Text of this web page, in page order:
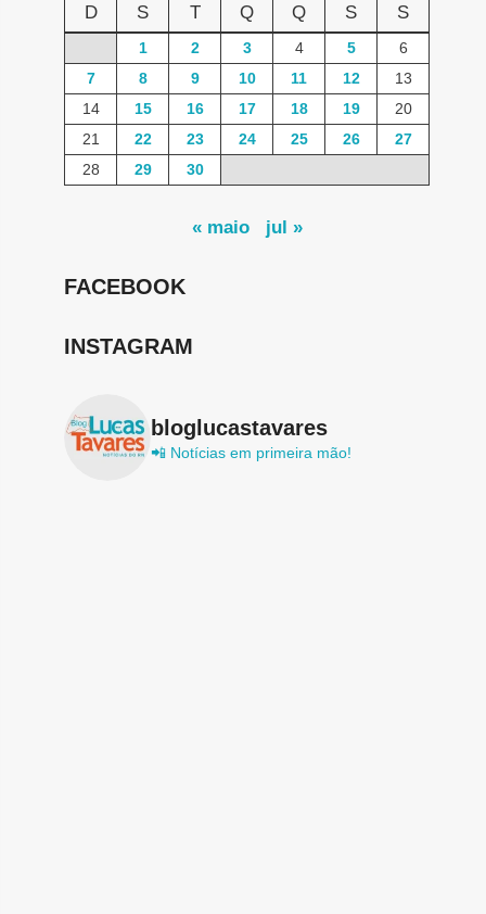
D S T Q Q S S
1 2 3 4 5
6
7
8 9 10 11 12
13
14
15 16 17 18 19
20
21
22 23 24 25 26
27
28
29 30
« maio jul »
FACEBOOK
INSTAGRAM
bloglucastavares
📲 Notícias em primeira mão!